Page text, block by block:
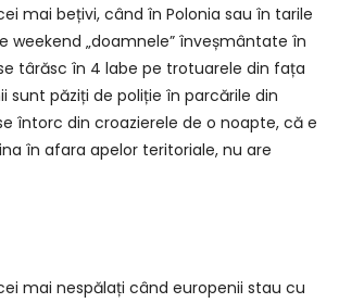
mai bețivi, când în Polonia sau în tarile
weekend „doamnele” înveșmântate în
târăsc în 4 labe pe trotuarele din fața
sunt păziți de poliție în parcările din
întorc din croazierele de o noapte, că e
în afara apelor teritoriale, nu are
mai nespălați când europenii stau cu